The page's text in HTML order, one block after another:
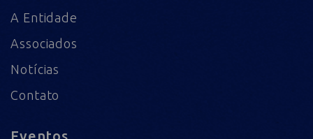
A Entidade
Associados
Notícias
Contato
Eventos